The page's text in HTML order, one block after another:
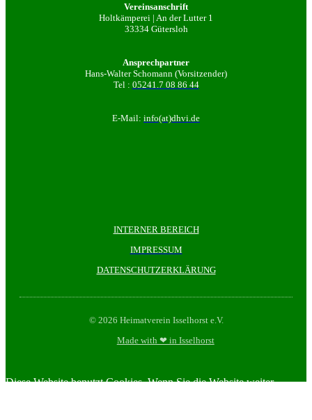
Vereinsanschrift
Holtkämperei | An der Lutter 1
33334 Gütersloh
Ansprechpartner
Hans-Walter Schomann (Vorsitzender)
Tel : 05241.7 08 86 44
E-Mail: info(at)dhvi.de
INTERNER BEREICH
IMPRESSUM
DATENSCHUTZERKLÄRUNG
© 2026 Heimatverein Isselhorst e.V.
Made with ❤ in Isselhorst
Diese Website benutzt Cookies. Wenn Sie die Website weiter